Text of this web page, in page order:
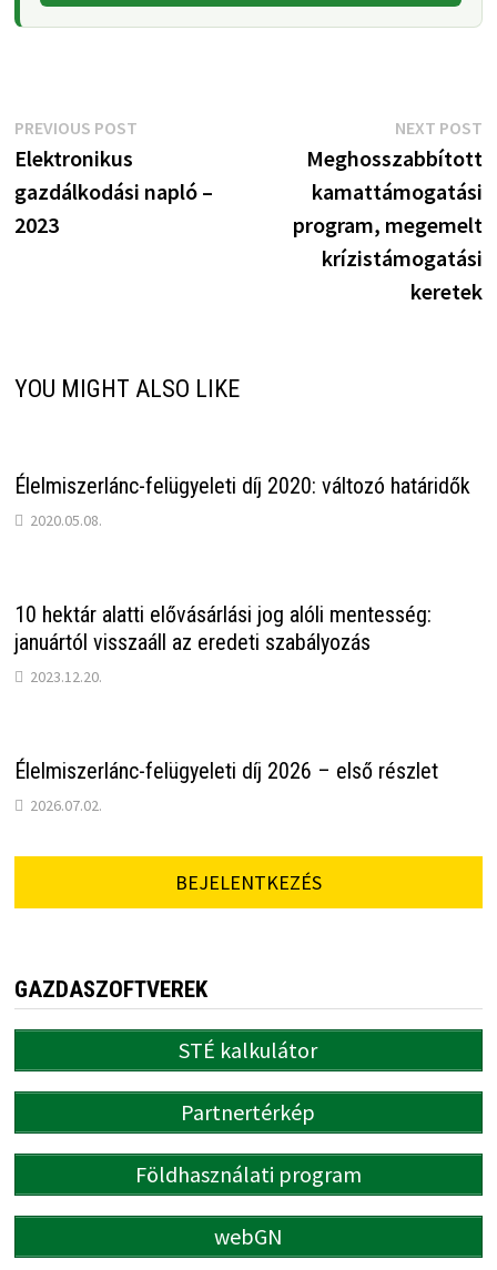
Bejegyzés
navigáció
PREVIOUS POSTPrevious
Elektronikus
gazdálkodási napló –
2023
NEXT POST
Meghosszabbított
kamattámogatási
program, megemelt
krízistámogatási
keretek
YOU MIGHT ALSO LIKE
Élelmiszerlánc-felügyeleti díj 2020: változó határidők
2020.05.08.
10 hektár alatti elővásárlási jog alóli mentesség:
januártól visszaáll az eredeti szabályozás
2023.12.20.
Élelmiszerlánc-felügyeleti díj 2026 – első részlet
2026.07.02.
BEJELENTKEZÉS
GAZDASZOFTVEREK
STÉ kalkulátor
Partnertérkép
Földhasználati program
webGN